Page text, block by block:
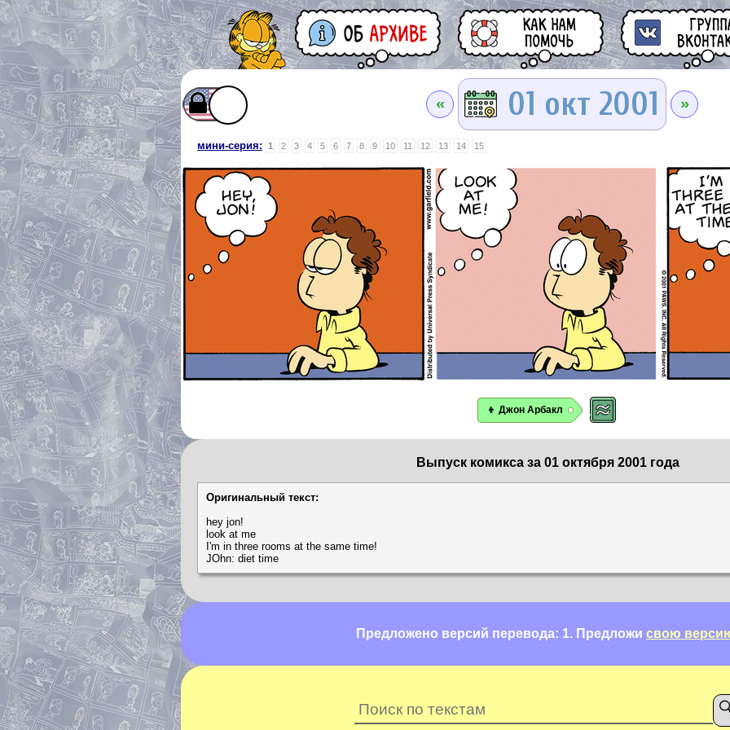
« 01 окт 2001 »
мини-серия: 1 2 3 4 5 6 7 8 9 10 11 12 13 14 15
👦 Джон Арбакл
Выпуск комикса за 01 октября 2001 года
Оригинальный текст:
hey jon!
look at me
I'm in three rooms at the same time!
JOhn: diet time
Предложено версий перевода: 1. Предложи свою